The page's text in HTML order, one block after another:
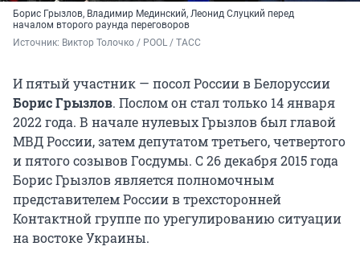
Борис Грызлов, Владимир Мединский, Леонид Слуцкий перед
началом второго раунда переговоров
Источник: Виктор Толочко / POOL / ТАСС
И пятый участник — посол России в Белоруссии
Борис Грызлов. Послом он стал только 14 января
2022 года. В начале нулевых Грызлов был главой
МВД России, затем депутатом третьего, четвертого
и пятого созывов Госдумы. С 26 декабря 2015 года
Борис Грызлов является полномочным
представителем России в трехсторонней
Контактной группе по урегулированию ситуации
на востоке Украины.